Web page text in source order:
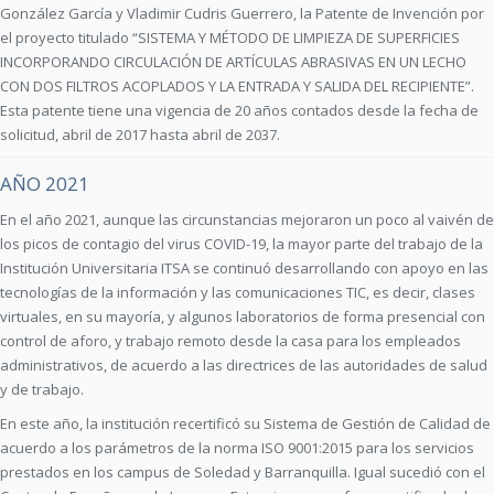
González García y Vladimir Cudris Guerrero, la Patente de Invención por
el proyecto titulado “SISTEMA Y MÉTODO DE LIMPIEZA DE SUPERFICIES
INCORPORANDO CIRCULACIÓN DE ARTÍCULAS ABRASIVAS EN UN LECHO
CON DOS FILTROS ACOPLADOS Y LA ENTRADA Y SALIDA DEL RECIPIENTE”.
Esta patente tiene una vigencia de 20 años contados desde la fecha de
solicitud, abril de 2017 hasta abril de 2037.
AÑO 2021
En el año 2021, aunque las circunstancias mejoraron un poco al vaivén de
los picos de contagio del virus COVID-19, la mayor parte del trabajo de la
Institución Universitaria ITSA se continuó desarrollando con apoyo en las
tecnologías de la información y las comunicaciones TIC, es decir, clases
virtuales, en su mayoría, y algunos laboratorios de forma presencial con
control de aforo, y trabajo remoto desde la casa para los empleados
administrativos, de acuerdo a las directrices de las autoridades de salud
y de trabajo.
En este año, la institución recertificó su Sistema de Gestión de Calidad de
acuerdo a los parámetros de la norma ISO 9001:2015 para los servicios
prestados en los campus de Soledad y Barranquilla. Igual sucedió con el